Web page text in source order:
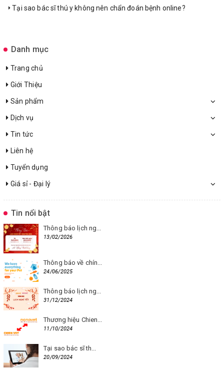
Tại sao bác sĩ thú y không nên chẩn đoán bệnh online?
Danh mục
Trang chủ
Giới Thiệu
Sản phẩm
Dịch vụ
Tin tức
Liên hệ
Tuyển dụng
Giá sỉ - Đại lý
Tin nổi bật
Thông báo lịch ng...
13/02/2026
Thông báo về chín...
24/06/2025
Thông báo lịch ng...
31/12/2024
Thương hiệu Chien...
11/10/2024
Tại sao bác sĩ th...
20/09/2024